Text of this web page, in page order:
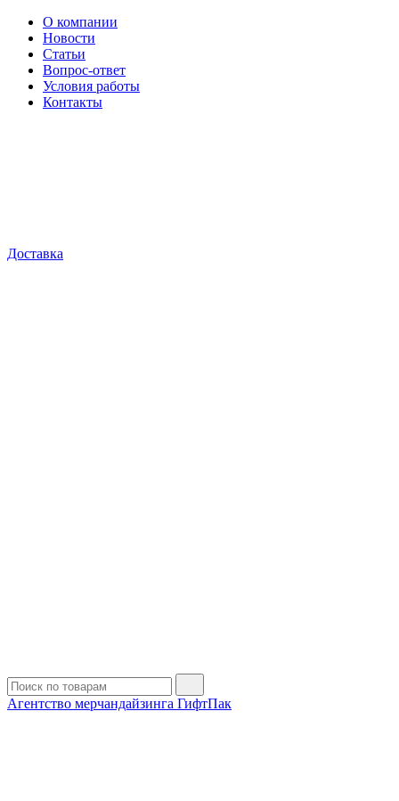
О компании
Новости
Статьи
Вопрос-ответ
Условия работы
Контакты
Доставка
Агентство мерчандайзинга ГифтПак